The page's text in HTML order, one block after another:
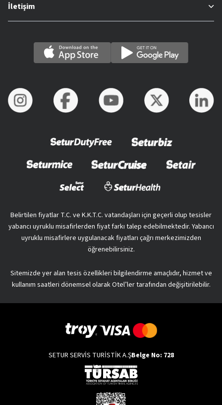
İletişim
Belirtilen fiyatlar T.C. ve K.K.T.C. vatandaşları için geçerli olup tesisler
yabancı uyruklu misafirlerden fiyat farkı talep edebilmektedir. Yabancı
uyruklu misafirlere uygulanacak fiyatları çağrı merkezimizden
öğrenebilirsiniz.
Sitemizde yer alan tesis özellikleri bilgilendirme amaçlıdır, hizmet ve
kullanım saatleri dönemsel olarak Otel’ler tarafından değişitirilebilir.
SETUR SERVİS TURİSTİK A.ŞBelge No: 728